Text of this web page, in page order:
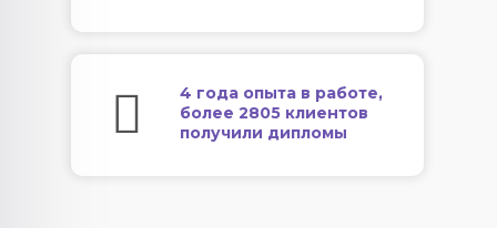
4 года опыта в работе,
более 2805 клиентов
получили дипломы